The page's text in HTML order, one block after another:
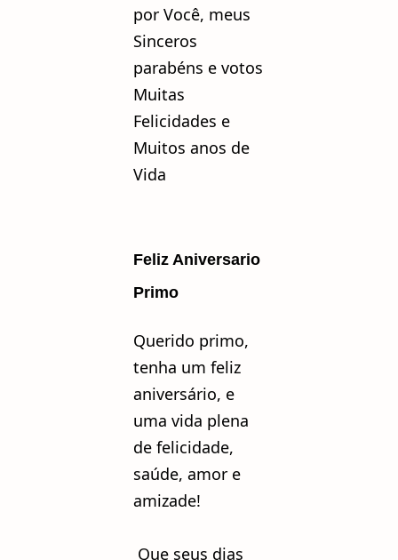
por Você, meus
Sinceros
parabéns e votos
Muitas
Felicidades e
Muitos anos de
Vida
Feliz Aniversario
Primo
Querido primo,
tenha um feliz
aniversário, e
uma vida plena
de felicidade,
saúde, amor e
amizade!
Que seus dias